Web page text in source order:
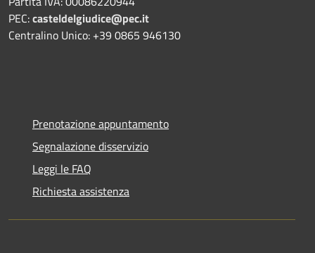
PEC:casteldelgiudice@pec.it
Centralino Unico: +39 0865 946130
Prenotazione appuntamento
Segnalazione disservizio
Leggi le FAQ
Richiesta assistenza